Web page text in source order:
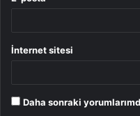
İnternet sitesi
Daha sonraki